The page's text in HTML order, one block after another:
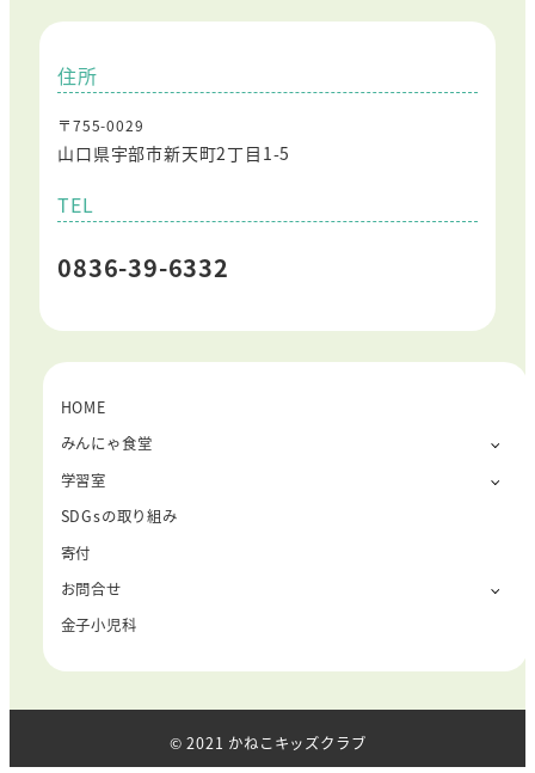
住所
〒755-0029
山口県宇部市新天町2丁目1-5
TEL
0836-39-6332
HOME
みんにゃ食堂
学習室
SDGsの取り組み
寄付
お問合せ
金子小児科
© 2021 かねこキッズクラブ